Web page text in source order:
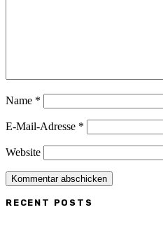
Name *
E-Mail-Adresse *
Website
RECENT POSTS